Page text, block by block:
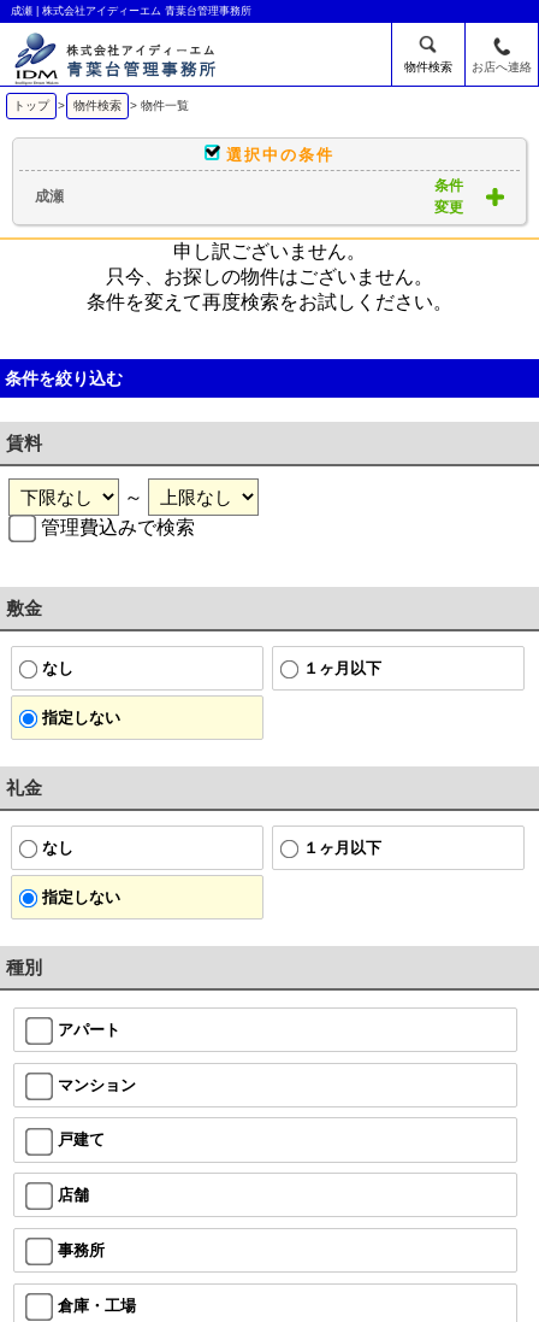
成瀬 | 株式会社アイディーエム 青葉台管理事務所
物件検索 お店へ連絡
トップ > 物件検索 > 物件一覧
選択中の条件
成瀬
条件
変更
申し訳ございません。
只今、お探しの物件はございません。
条件を変えて再度検索をお試しください。
条件を絞り込む
賃料
～
管理費込みで検索
敷金
なし １ヶ月以下
指定しない
礼金
なし １ヶ月以下
指定しない
種別
アパート
マンション
戸建て
店舗
事務所
倉庫・工場